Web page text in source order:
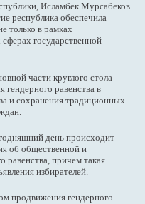
Исламбек Мурсабеков
республика обеспечила
только в рамках
государственной
части круглого стола
гендерного равенства в
и сохранения традиционных
день происходит
об общественной и
равенства, причем такая
избирателей.
продвижения гендерного